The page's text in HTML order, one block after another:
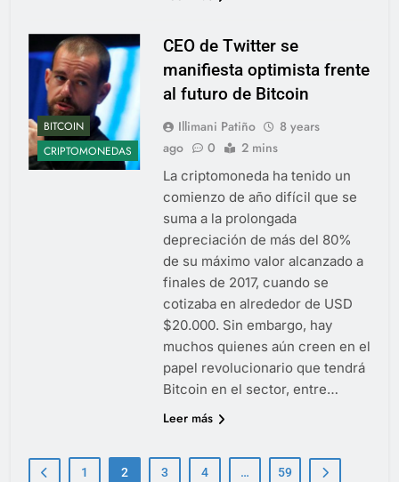
BITCOIN
CRIPTOMONEDAS
CEO de Twitter se
manifiesta optimista frente
al futuro de Bitcoin
Illimani Patiño
8 years
ago
0 2 mins
La criptomoneda ha tenido un
comienzo de año difícil que se
suma a la prolongada
depreciación de más del 80%
de su máximo valor alcanzado a
finales de 2017, cuando se
cotizaba en alrededor de USD
$20.000. Sin embargo, hay
muchos quienes aún creen en el
papel revolucionario que tendrá
Bitcoin en el sector, entre…
Leer más
1 2 3 4 … 59